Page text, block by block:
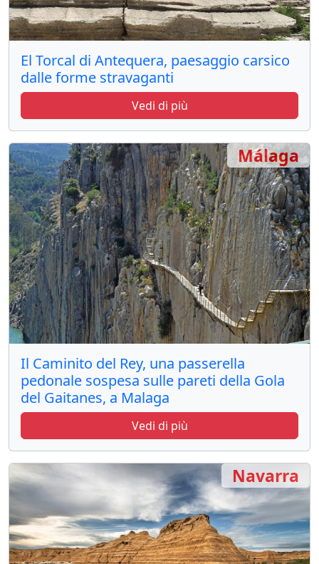
El Torcal di Antequera, paesaggio carsico
dalle forme stravaganti
Vedi di più
Il Caminito del Rey, una passerella
pedonale sospesa sulle pareti della Gola
del Gaitanes, a Malaga
Vedi di più
Málaga
Navarra